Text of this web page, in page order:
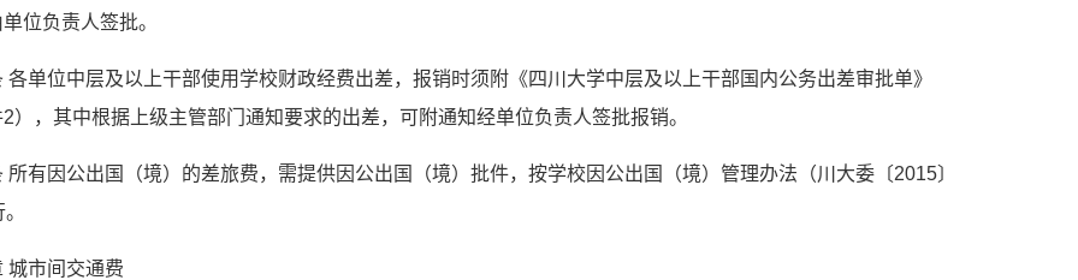
位负责人签批。
各单位中层及以上干部使用学校财政经费出差，报销时须附《四川大学中层及以上干部国内公务出差审批单》
2），其中根据上级主管部门通知要求的出差，可附通知经单位负责人签批报销。
所有因公出国（境）的差旅费，需提供因公出国（境）批件，按学校因公出国（境）管理办法（川大委〔2015〕
城市间交通费